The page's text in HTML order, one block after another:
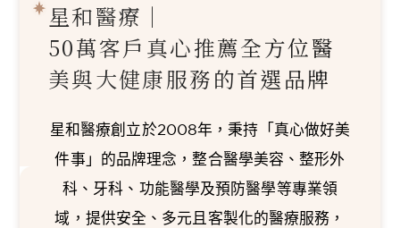
星和醫療｜
50萬客戶真心推薦全方位醫
美與大健康服務的首選品牌
星和醫療創立於2008年，秉持「真心做好美
件事」的品牌理念，整合醫學美容、整形外
科、牙科、功能醫學及預防醫學等專業領
域，提供安全、多元且客製化的醫療服務，